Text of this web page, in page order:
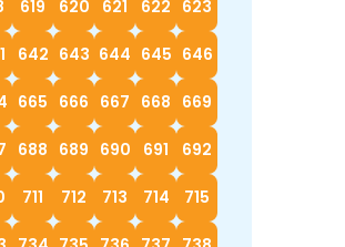
619 620 621 622 623
642 643 644 645 646
665 666 667 668 669
688 689 690 691 692
711 712 713 714 715